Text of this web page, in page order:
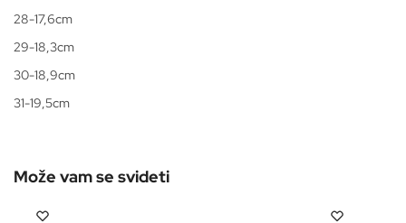
28-17,6cm
29-18,3cm
30-18,9cm
31-19,5cm